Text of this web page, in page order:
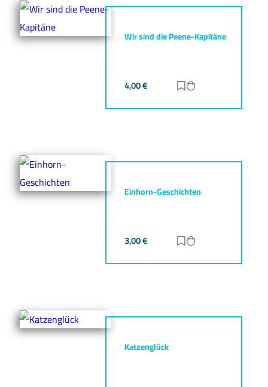
Wir sind die Peene-Kapitäne
4,00€ Zur Merkliste
Einhorn-Geschichten
3,00€ Zur Merkliste
Katzenglück